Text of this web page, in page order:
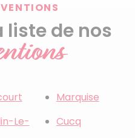
liste de nos
Le-
Marquise
Cucq